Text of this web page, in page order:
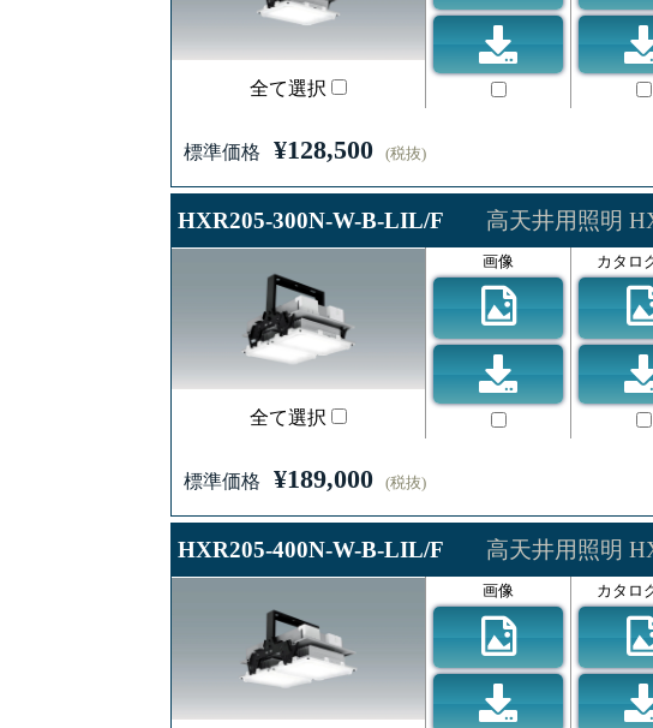
全て選択
標準価格 ¥128,500 (税抜)
HXR205-300N-W-B-LIL/F 高天井用照明
全て選択
画像 カタロ
標準価格 ¥189,000 (税抜)
HXR205-400N-W-B-LIL/F 高天井用照明
画像 カタロ